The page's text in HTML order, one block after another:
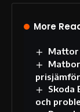
More
Mattor
Skoda
och